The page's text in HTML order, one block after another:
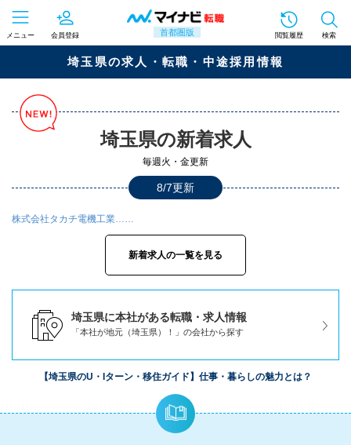
首都圏版
メニュー 会員登録 閲覧履歴 検索
埼玉県の求人・転職・中途採用情報
埼玉県の新着求人
毎週火・金更新
8/7更新
株式会社タカチ電機工業……
新着求人の一覧を見る
埼玉県に本社がある転職・求人情報
「本社が地元（埼玉県）！」の会社から探す
【埼玉県のU・Iターン・移住ガイド】仕事・暮らしの魅力とは？